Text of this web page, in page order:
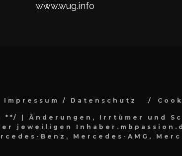
www.wug.info
Impressum / Datenschutz
**/
| Änderungen, Irrtümer und
jeweiligen
Benz, Mercedes-AMG,